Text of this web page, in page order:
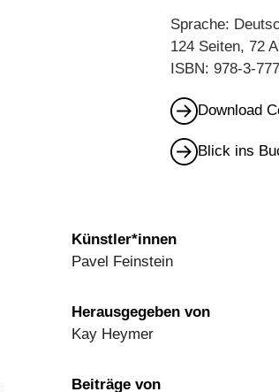
Sprache:
124 Seiten, 72
ISBN: 978-3-
Download
Blick ins
Künstler*innen
Pavel Feinstein
Herausgegeben von
Kay Heymer
Beiträge von